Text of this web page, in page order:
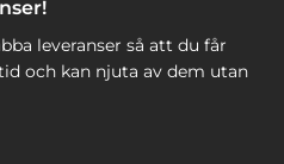
leveranser så att du får
och kan njuta av dem utan